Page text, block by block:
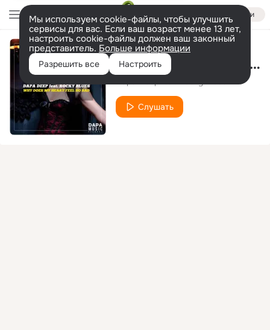
Войти
Мы используем cookie-файлы, чтобы улучшить
сервисы для вас. Если ваш возраст менее 13 лет,
настроить cookie-файлы должен ваш законный
представитель. Больше информации
Разрешить все Настроить Why Does My Heart Feel So Bad
Слушать